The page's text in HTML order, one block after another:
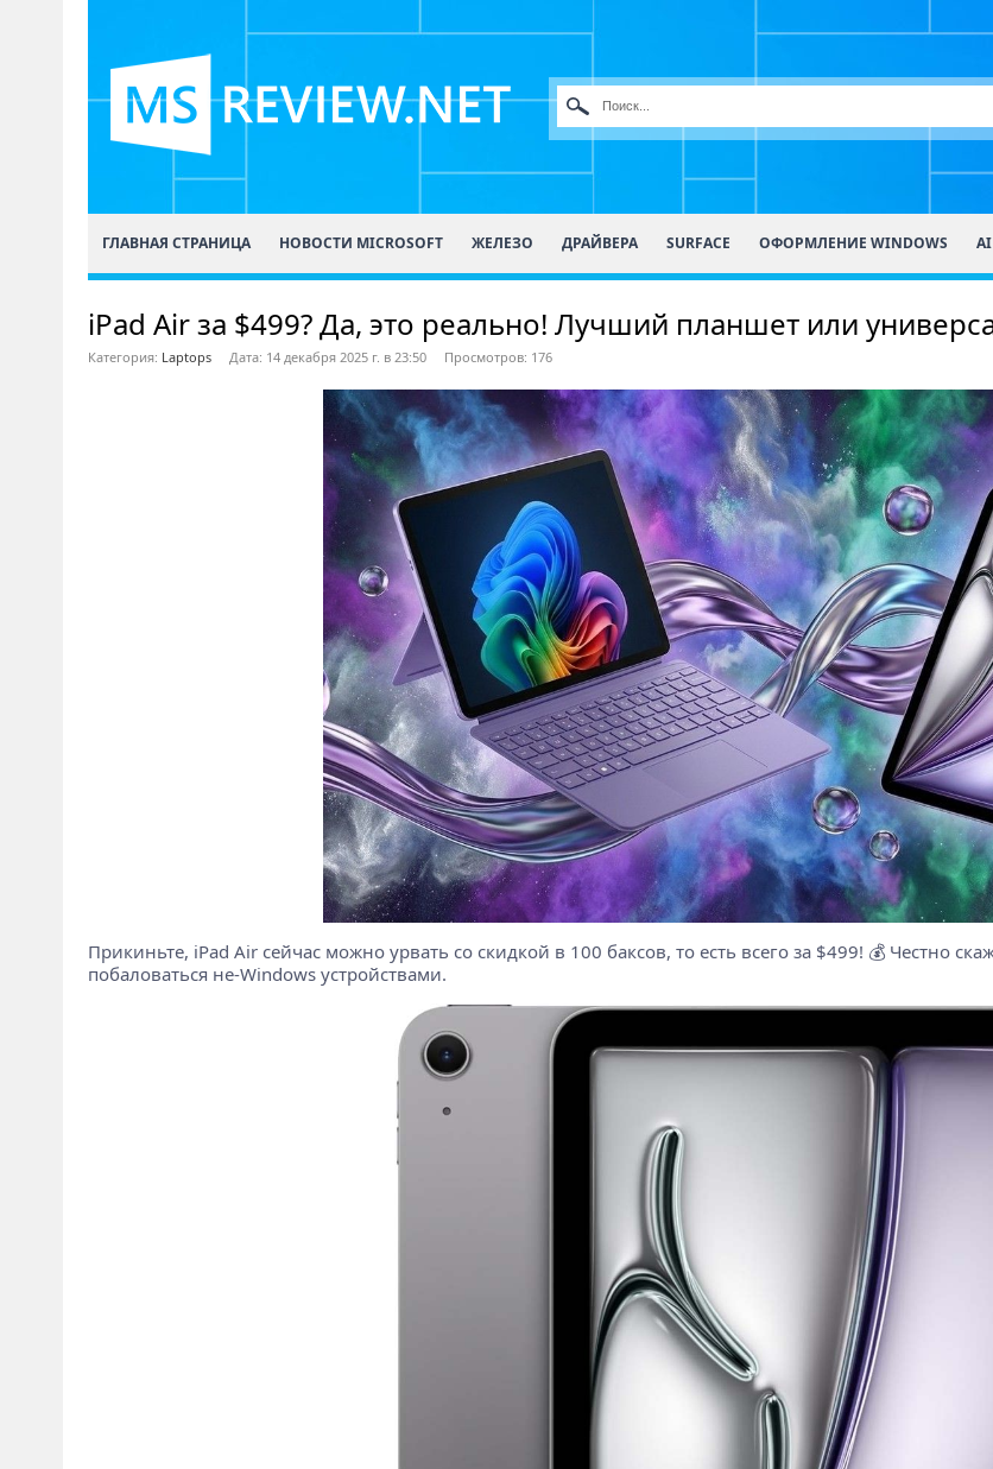
ГЛАВНАЯ СТРАНИЦА НОВОСТИ MICROSOFT ЖЕЛЕЗО ДРАЙВЕРА SURFACE ОФОРМЛЕНИЕ WINDOWS
iPad Air за $499? Да, это реально! Лучший планшет или
Категория: Laptops Дата: 14 декабря 2025 г. в 23:50 Просмотров: 176
Прикиньте, iPad Air сейчас можно урвать со скидкой в 100 баксов, то есть всего за $499! 💰 Честно
побаловаться не-Windows устройствами.